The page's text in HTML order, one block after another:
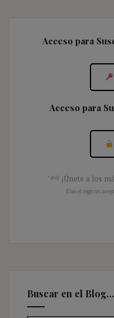
Acceso para
Acceso para
༺ ¡Únete a los
[Con el registro
Buscar en el Blog…